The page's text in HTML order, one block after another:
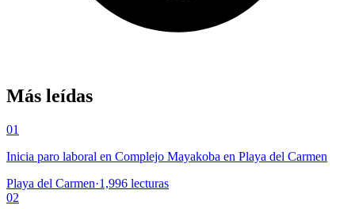
Más leídas
01
Inicia paro laboral en Complejo Mayakoba en Playa del Carmen
Playa del Carmen·1,996 lecturas
02